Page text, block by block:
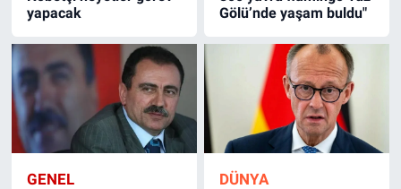
yapacak
Gölü’nde yaşam buldu"
GENEL DÜNYA